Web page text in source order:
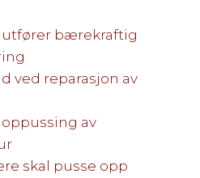
utfører bærekraftig
ved reparasjon av
av
skal pusse opp